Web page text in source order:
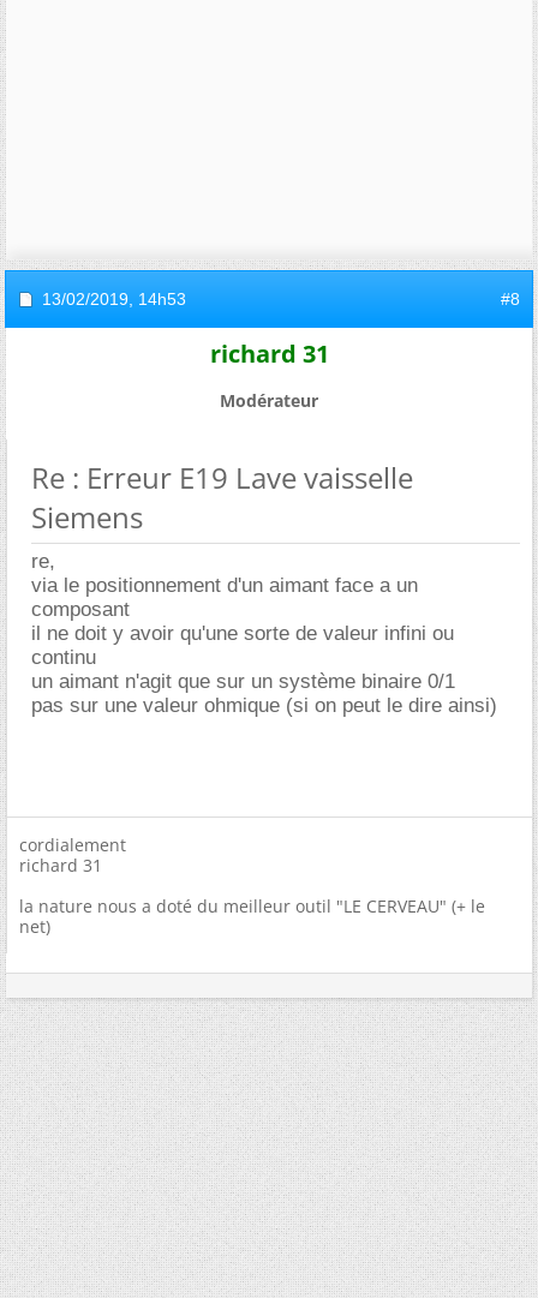
13/02/2019, 14h53 #8
richard 31
Modérateur
Re : Erreur E19 Lave vaisselle
Siemens
re,
via le positionnement d'un aimant face a un
composant
il ne doit y avoir qu'une sorte de valeur infini ou
continu
un aimant n'agit que sur un système binaire 0/1
pas sur une valeur ohmique (si on peut le dire ainsi)
cordialement
richard 31
la nature nous a doté du meilleur outil "LE CERVEAU" (+ le
net)